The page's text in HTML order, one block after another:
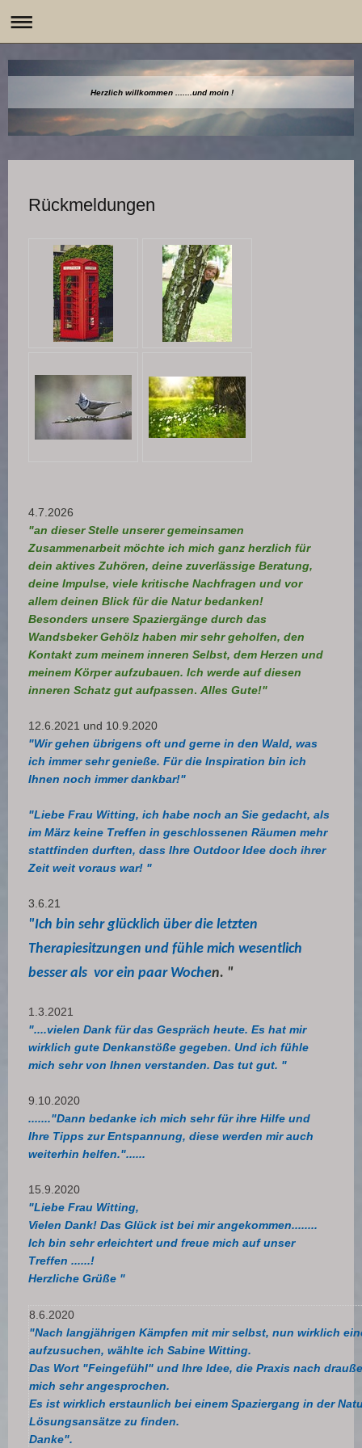
Herzlich willkommen
Rückmeldungen
4.7.2026
"an dieser Stelle unserer gemeinsamen
Zusammenarbeit möchte ich mich ganz herzlich für
dein aktives Zuhören, deine zuverlässige Beratung,
deine Impulse, viele kritische Nachfragen und vor
allem deinen Blick für die Natur bedanken!
Besonders unsere Spaziergänge durch das
Wandsbeker Gehölz haben mir sehr geholfen, den
Kontakt zum meinem inneren Selbst, dem Herzen und
meinem Körper aufzubauen. Ich werde auf diesen
inneren Schatz gut aufpassen. Alles Gute!"
12.6.2021 und 10.9.2020
"Wir gehen übrigens oft und gerne in den Wald, was
ich immer sehr genieße. Für die Inspiration bin ich
Ihnen noch immer dankbar!"
"Liebe Frau Witting, ich habe noch an Sie gedacht, als
im März keine Treffen in geschlossenen Räumen mehr
stattfinden durften, dass Ihre Outdoor Idee doch ihrer
Zeit weit voraus war! "
3.6.21
"Ich bin sehr glücklich über die letzten
Therapiesitzungen und fühle mich wesentlich
besser als vor ein paar Wochen. "
1.3.2021
"....vielen Dank für das Gespräch heute. Es hat mir
wirklich gute Denkanstöße gegeben. Und ich fühle
mich sehr von Ihnen verstanden. Das tut gut. "
9.10.2020
......."Dann bedanke ich mich sehr für ihre Hilfe und
Ihre Tipps zur Entspannung, diese werden mir auch
weiterhin helfen."......
15.9.2020
"Liebe Frau Witting,
Vielen Dank! Das Glück ist bei mir angekommen........
Ich bin sehr erleichtert und freue mich auf unser
Treffen ......!
Herzliche Grüße "
8.6.2020
"Nach langjährigen Kämpfen mit mir selbst, nun wirklich
aufzusuchen, wählte ich Sabine Witting.
Das Wort "Feingefühl" und Ihre Idee, die Praxis nach
mich sehr angesprochen.
Es ist wirklich erstaunlich bei einem Spaziergang in der
Lösungsansätze zu finden.
Danke".